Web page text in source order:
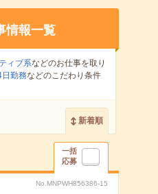
情報一覧
ィブ系などのお仕事を取り
日勤務などのこだわり条件
新着順
一括
応募
No.MNPWH856386-15